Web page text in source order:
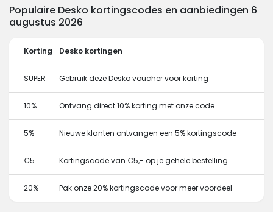
Populaire Desko kortingscodes en aanbiedingen 6
augustus 2026
Korting Desko kortingen
SUPER Gebruik deze Desko voucher voor korting
10% Ontvang direct 10% korting met onze code
5% Nieuwe klanten ontvangen een 5% kortingscode
€5 Kortingscode van €5,- op je gehele bestelling
20% Pak onze 20% kortingscode voor meer voordeel